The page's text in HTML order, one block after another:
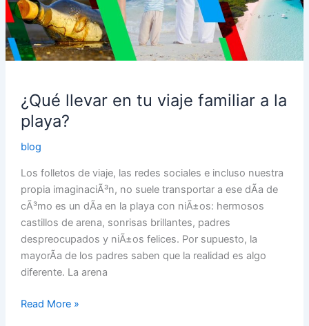
¿Qué llevar en tu viaje familiar a la
playa?
blog
Los folletos de viaje, las redes sociales e incluso nuestra
propia imaginaciÃ³n, no suele transportar a ese dÃ­a de
cÃ³mo es un dÃ­a en la playa con niÃ±os: hermosos
castillos de arena, sonrisas brillantes, padres
despreocupados y niÃ±os felices. Por supuesto, la
mayorÃ­a de los padres saben que la realidad es algo
diferente. La arena
tu
viaje
familiar
a
Read More »